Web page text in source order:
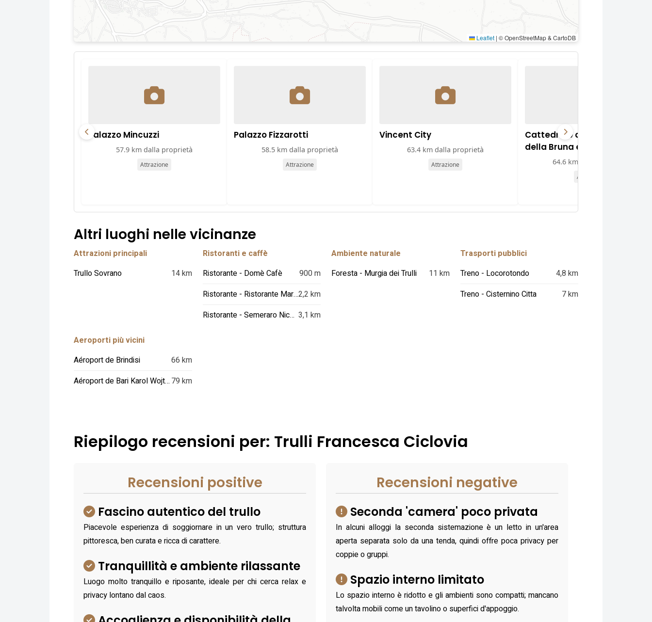
Leaflet | © OpenStreetMap & CartoDB
Palazzo Mincuzzi
57.9 km dalla proprietà
Attrazione
Palazzo Fizzarotti
58.5 km dalla proprietà
Attrazione
Vincent City
63.4 km dalla proprietà
Attrazione
Cattedrale della Madonna
della Bruna e di
64.6 km dalla proprietà
Attrazione
Altri luoghi nelle vicinanze
Attrazioni principali
Trullo Sovrano
14 km
Ristoranti e caffè
Ristorante - Domè Cafè
900 m
Ristorante - Ristorante Marco's2,2 km
Ristorante - Semeraro Nicola 3,1 km
Ambiente naturale
Foresta - Murgia dei Trulli
11 km
Trasporti pubblici
Treno - Locorotondo
4,8 km
Treno - Cisternino Citta
7 km
Aeroporti più vicini
Aéroport de Brindisi
66 km
Aéroport de Bari Karol Wojtyla 79 km
Riepilogo recensioni per: Trulli Francesca Ciclovia
Recensioni positive
Fascino autentico del trullo
Piacevole esperienza di soggiornare in un vero trullo; struttura
pittoresca, ben curata e ricca di carattere.
Tranquillità e ambiente rilassante
Luogo molto tranquillo e riposante, ideale per chi cerca relax e
privacy lontano dal caos.
Recensioni negative
Seconda 'camera' poco privata
In alcuni alloggi la seconda sistemazione è un letto in un'area
aperta separata solo da una tenda, quindi offre poca privacy per
coppie o gruppi.
Spazio interno limitato
Lo spazio interno è ridotto e gli ambienti sono compatti; mancano
talvolta mobili come un tavolino o superfici d'appoggio.